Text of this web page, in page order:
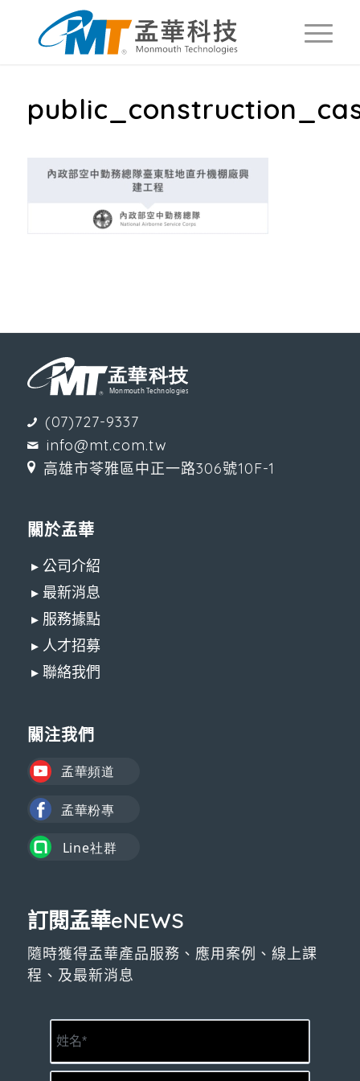
(07)727-9337
info@mt.com.tw
高雄市苓雅區中正一路306號10F-1
關於孟華
▸ 公司介紹
▸ 最新消息
▸ 服務據點
▸ 人才招募
▸ 聯絡我們
關注我們
訂閱孟華eNEWS
隨時獲得孟華產品服務、應用案例、線上課
程、及最新消息